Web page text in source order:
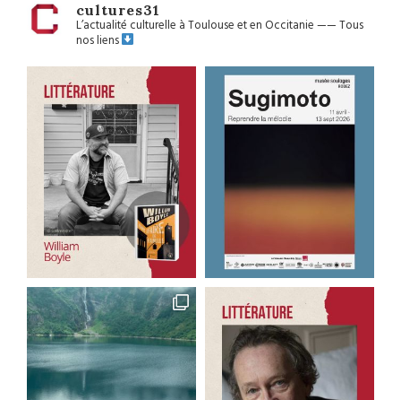
cultures31
L’actualité culturelle à Toulouse et en Occitanie——Tous
nos liens